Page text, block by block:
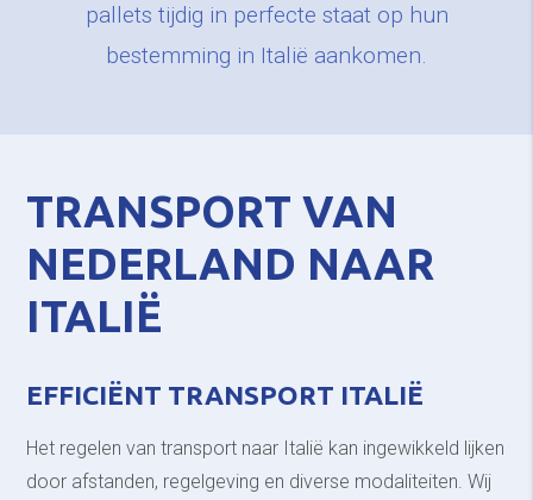
pallets tijdig in perfecte staat op hun
bestemming in Italië aankomen.
TRANSPORT VAN
NEDERLAND NAAR
ITALIË
EFFICIËNT TRANSPORT ITALIË
Het regelen van transport naar Italië kan ingewikkeld lijken
door afstanden, regelgeving en diverse modaliteiten. Wij